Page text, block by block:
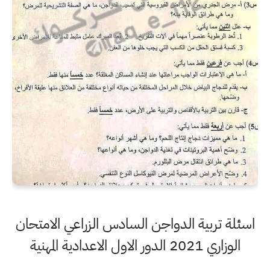
اسئلة تربية الدواجن السادس الزراعي الامتحان
الوزاري 2021 الدور الاول الاعدادية المهنية